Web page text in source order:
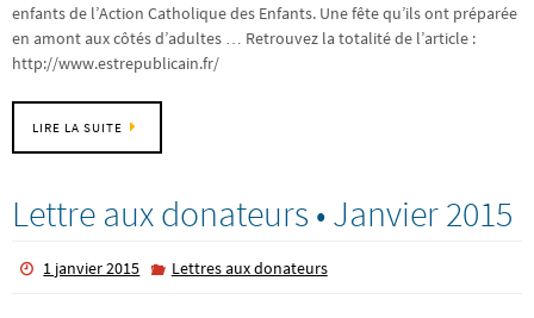
enfants de l’Action Catholique des Enfants. Une fête qu’ils ont préparée
en amont aux côtés d’adultes … Retrouvez la totalité de l’article :
http://www.estrepublicain.fr/
LIRE LA SUITE
Lettre aux donateurs • Janvier 2015
1 janvier 2015 Lettres aux donateurs